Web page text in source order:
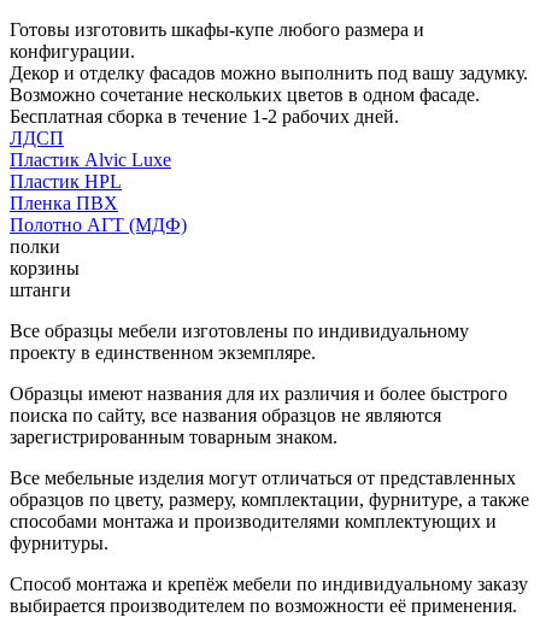
Готовы изготовить шкафы-купе любого размера и
конфигурации.
Декор и отделку фасадов можно выполнить под вашу задумку.
Возможно сочетание нескольких цветов в одном фасаде.
Бесплатная сборка в течение 1-2 рабочих дней.
ЛДСП
Пластик Alvic Luxe
Пластик HPL
Пленка ПВХ
Полотно АГТ (МДФ)
полки
корзины
штанги
Все образцы мебели изготовлены по индивидуальному
проекту в единственном экземпляре.
Образцы имеют названия для их различия и более быстрого
поиска по сайту, все названия образцов не являются
зарегистрированным товарным знаком.
Все мебельные изделия могут отличаться от представленных
образцов по цвету, размеру, комплектации, фурнитуре, а также
способами монтажа и производителями комплектующих и
фурнитуры.
Способ монтажа и крепёж мебели по индивидуальному заказу
выбирается производителем по возможности её применения.